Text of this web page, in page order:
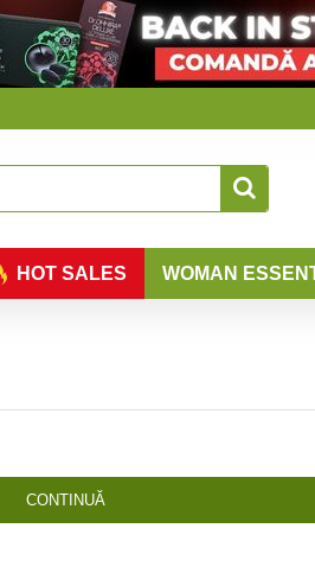
HOT SALES WOMAN
CONTINUĂ